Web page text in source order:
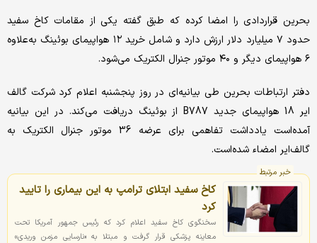
بحرین قراردادی را امضا کرده که طبق گفته یکی از مقامات کاخ سفید
حدود ۷ میلیارد دلار ارزش دارد و شامل خرید ۱۲ هواپیمای بوئینگ به‌علاوه
۶ هواپیمای دیگر و ۴۰ موتور جنرال الکتریک می‌شود.
دفتر ارتباطات بحرین طی بیانیه‌ای در روز پنجشنبه اعلام کرد شرکت گالف
ایر 18 هواپیمای جدید B787 از بوئینگ دریافت می‌کند. در این بیانیه
آمده‌است یادداشت تفاهمی برای عرضه 36 موتور جنرال الکتریک به
گالف‌ایر امضاء شده‌است.
خبر مرتبط
کاخ سفید ابتلای ترامپ به این بیماری را تایید
کرد
سخنگوی کاخ سفید اعلام کرد که رئیس جمهور آمریکا تحت
معاینه پزشکی قرار گرفت و مبتلا به «نارسایی مزمن وریدی»